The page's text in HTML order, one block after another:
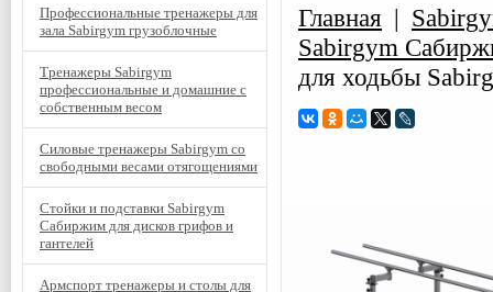
Главная |
Sabirgym
для ходьбы
Профессиональные тренажеры для
зала Sabirgym грузоблочные
Тренажеры Sabirgym
профессиональные и домашние с
собственным весом
Силовые тренажеры Sabirgym со
свободными весами отягощениями
Стойки и подставки Sabirgym
Сабиржим для дисков грифов и
гантелей
Армспорт тренажеры и столы для